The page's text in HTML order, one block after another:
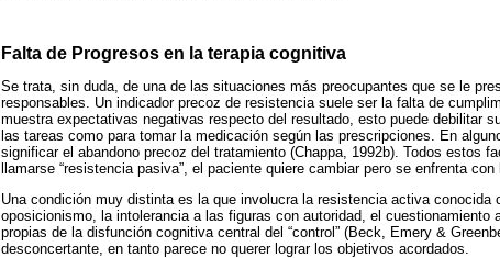
Falta de Progresos en la terapia cognitiva
Se trata, sin duda, de una de las situaciones más preocupantes que se le
responsables. Un indicador precoz de resistencia suele ser la falta de
muestra expectativas negativas respecto del resultado, esto puede debilitar
las tareas como para tomar la medicación según las prescripciones. En
significar el abandono precoz del tratamiento (Chappa, 1992b). Todos estos
llamarse “resistencia pasiva”, el paciente quiere cambiar pero se enfrenta
Una condición muy distinta es la que involucra la resistencia activa conocida
oposicionismo, la intolerancia a las figuras con autoridad, el cuestionamiento
propias de la disfunción cognitiva central del “control” (Beck, Emery &
desconcertante, en tanto parece no querer lograr los objetivos acordados.